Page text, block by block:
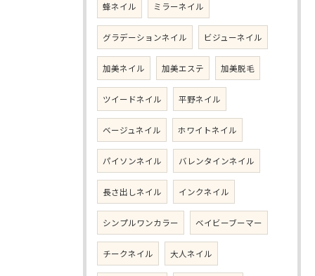
蜂ネイル ミラーネイル
グラデーションネイル ビジューネイル
加美ネイル 加美エステ 加美脱毛
ツイードネイル 平野ネイル
ベージュネイル ホワイトネイル
パイソンネイル バレンタインネイル
長さ出しネイル インクネイル
シンプルワンカラー ベイビーブーマー
チークネイル 大人ネイル